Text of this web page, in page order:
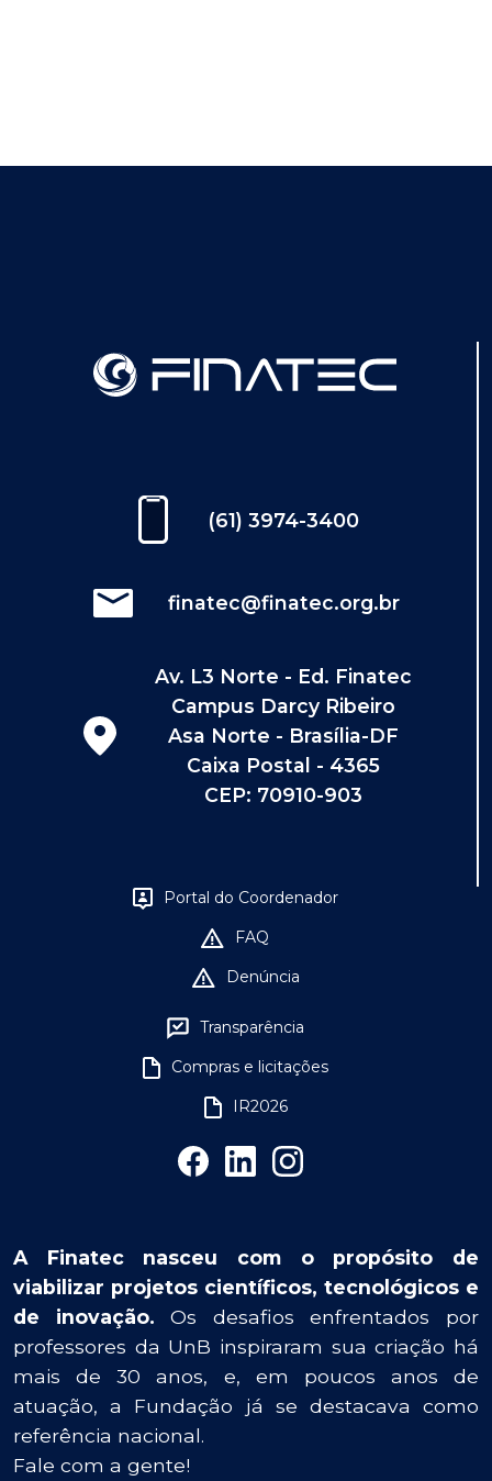
(61) 3974-3400
finatec@finatec.org.br
Av. L3 Norte - Ed. Finatec
Campus Darcy Ribeiro
Asa Norte - Brasília-DF
Caixa Postal - 4365
CEP: 70910-903
Portal do Coordenador
FAQ
Denúncia
Transparência
Compras e licitações
IR2026
A Finatec nasceu com o propósito de
viabilizar projetos científicos, tecnológicos e
de inovação. Os desafios enfrentados por
professores da UnB inspiraram sua criação há
mais de 30 anos, e, em poucos anos de
atuação, a Fundação já se destacava como
referência nacional.
Fale com a gente!